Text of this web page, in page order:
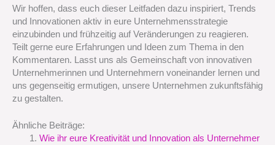
Wir hoffen, dass euch dieser Leitfaden dazu inspiriert, Trends
und Innovationen aktiv in eure Unternehmensstrategie
einzubinden und frühzeitig auf Veränderungen zu reagieren.
Teilt gerne eure Erfahrungen und Ideen zum Thema in den
Kommentaren. Lasst uns als Gemeinschaft von innovativen
Unternehmerinnen und Unternehmern voneinander lernen und
uns gegenseitig ermutigen, unsere Unternehmen zukunftsfähig
zu gestalten.
Ähnliche Beiträge:
Wie ihr eure Kreativität und Innovation als Unternehmer